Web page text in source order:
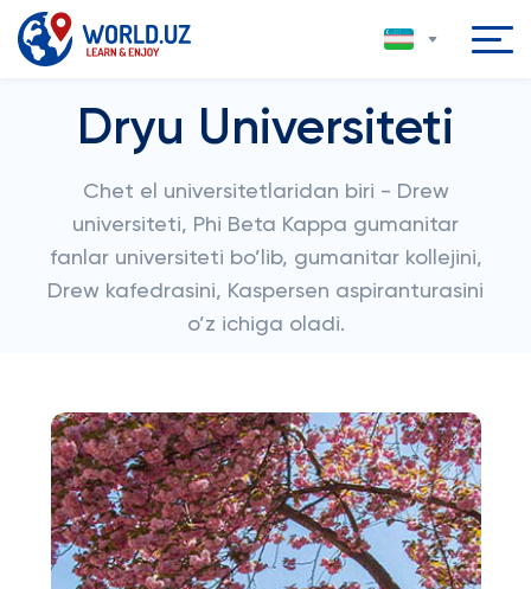
Dryu Universiteti
Chet el universitetlaridan biri - Drew
universiteti, Phi Beta Kappa gumanitar
fanlar universiteti bo’lib, gumanitar kollejini,
Drew kafedrasini, Kaspersen aspiranturasini
o’z ichiga oladi.